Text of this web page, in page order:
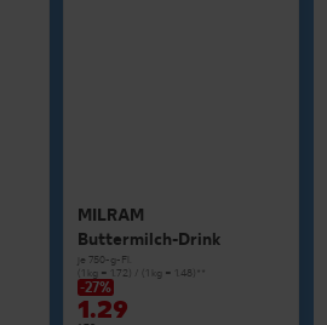
MILRAM
Buttermilch-Drink
je 750-g-Fl.
(1 kg = 1.72) / (1 kg = 1.48)**
-27%
1.29